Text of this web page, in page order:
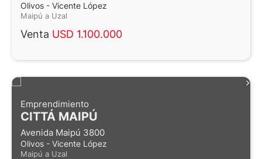
Olivos - Vicente López
Maipú a Uzal
Venta USD 1.100.000
Emprendimiento
CITTÁ MAIPÚ
Avenida Maipú 3800
Olivos - Vicente López
Maipú a Uzal